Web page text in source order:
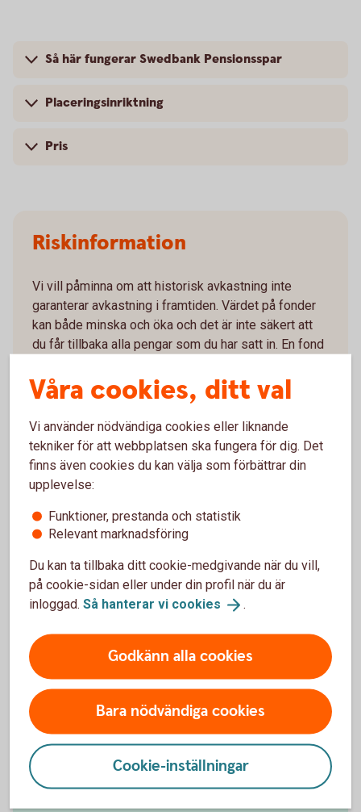
Så här fungerar Swedbank Pensionsspar
Placeringsinriktning
Pris
Riskinformation
Vi vill påminna om att historisk avkastning inte
garanterar avkastning i framtiden. Värdet på fonder
kan både minska och öka och det är inte säkert att
du får tillbaka alla pengar som du har satt in. En fond
sammansättning och använda förvaltningsmetoder
minska och öka kraftigt i värde. Du hittar faktablad,
informationsbroschyr och fondbestämmelser under
respektive fond på swedbank.se/fondlista eller hos
din återförsäljare.
Kontakta oss
Prata pension med oss
Öppet vardagar 08.00-18.00. Stängt helger och röda
dagar.
Våra cookies, ditt val
Vi använder nödvändiga cookies eller liknande
tekniker för att webbplatsen ska fungera för dig. Det
finns även cookies du kan välja som förbättrar din
upplevelse:
Funktioner, prestanda och statistik
Relevant marknadsföring
Du kan ta tillbaka ditt cookie-medgivande när du vill,
på cookie-sidan eller under din profil när du är
inloggad. Så hanterar vi cookies .
Godkänn alla cookies
Bara nödvändiga cookies
Cookie-inställningar